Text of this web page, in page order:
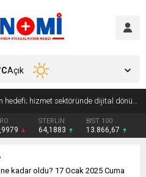
BTM girişimleri yılın ilk yarısında 11 milyon dolarlık yatırım çekti
STERLİN
64,1883
BIST 100
13.866,67
Açık
kadar oldu? 17 Ocak 2025 Cuma